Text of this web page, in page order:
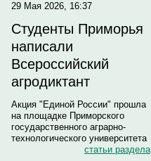
29 Мая 2026, 16:37
Студенты Приморья
написали
Всероссийский
агродиктант
Акция "Единой России" прошла
на площадке Приморского
государственного аграрно-
технологического университета
статьи раздела